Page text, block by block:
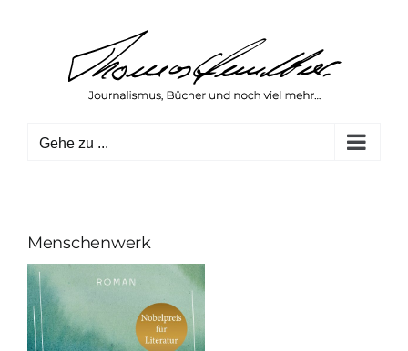
springen
Gehe zu ...
Menschenwerk